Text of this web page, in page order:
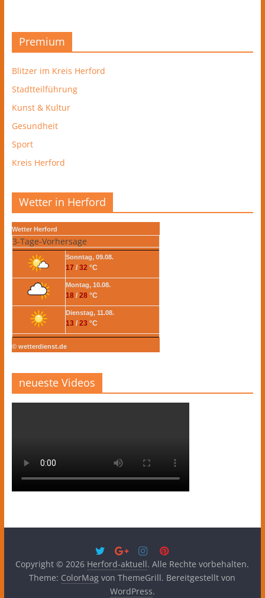
Premium
Blitzer im Kreis Herford
Stadtteilführung
Kunst & Kultur
Gesundheit
Sport
Kreis Herford
Wetter in Herford
Wetter Herford
3-Tage-Vorhersage
Sonntag, 09.08.
17 / 32 °C
Montag, 10.08.
18/ 28°C
Dienstag, 11.08.
13 / 23 °C
© wetterdienst.de
neueste Videos
Copyright © 2026 Herford-aktuell. Alle Rechte vorbehalten.
Theme: ColorMag von ThemeGrill. Bereitgestellt von
WordPress.